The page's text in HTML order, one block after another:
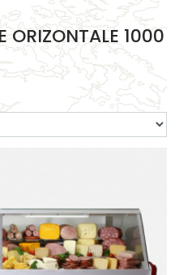
ORIZONTALE 1000